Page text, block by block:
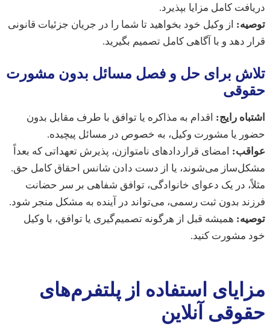
کامل مزایا بپذیرد.
از وکیل خود بخواهید تا شما را در جریان جزئیات قانونی
دهد و با آگاهی کامل تصمیم بگیرید.
برای حل و فصل مسائل بدون مشورت
رایج: اقدام به مذاکره یا توافق با طرف مقابل بدون
یا مشورت وکیل، به خصوص در مسائل پیچیده.
امضای قراردادهای نامتوازن، پذیرش تعهداتی که بعداً
می‌شوند، یا از دست دادن شانس احقاق کامل حق.
در یک دعوای خانوادگی، توافق شفاهی بر سر حضانت
بدون ثبت رسمی، می‌تواند در آینده به مشکل منجر شود.
همیشه قبل از هرگونه تصمیم‌گیری یا توافق، با وکیل
مشورت کنید.
استفاده از پلتفرم‌های
آنلاین